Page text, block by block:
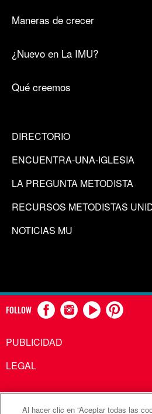
Maneras de crecer
¿Nuevo en La IMU?
Qué creemos
DIRECTORIO
ENCUENTRA-UNA-IGLESIA
LA PREGUNTA METODISTA
RECURSOS METODISTAS
NOTICIAS MU
FOLLOW
PUBLICIDAD
LEGAL
Al hacer clic en “Aceptar todas las